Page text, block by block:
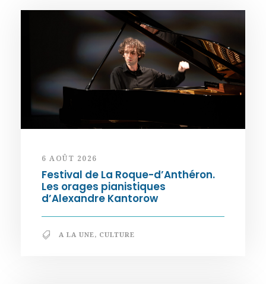
6 AOÛT 2026
Festival de La Roque-d’Anthéron.
Les orages pianistiques
d’Alexandre Kantorow
A LA UNE, CULTURE